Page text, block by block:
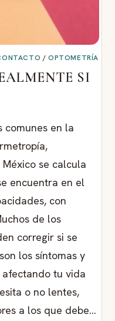
/OPTOMETRÍA
SI
comunes en la
se calcula
encuentra en el
con
de los
corregir si se
los síntomas y
afectando tu vida
o no lentes,
a los que debe…